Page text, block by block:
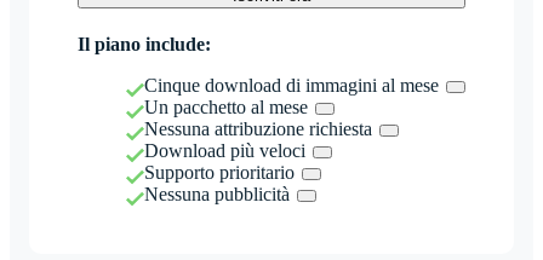
Il piano include:
Cinque download di immagini al mese
Un pacchetto al mese
Nessuna attribuzione richiesta
Download più veloci
Supporto prioritario
Nessuna pubblicità